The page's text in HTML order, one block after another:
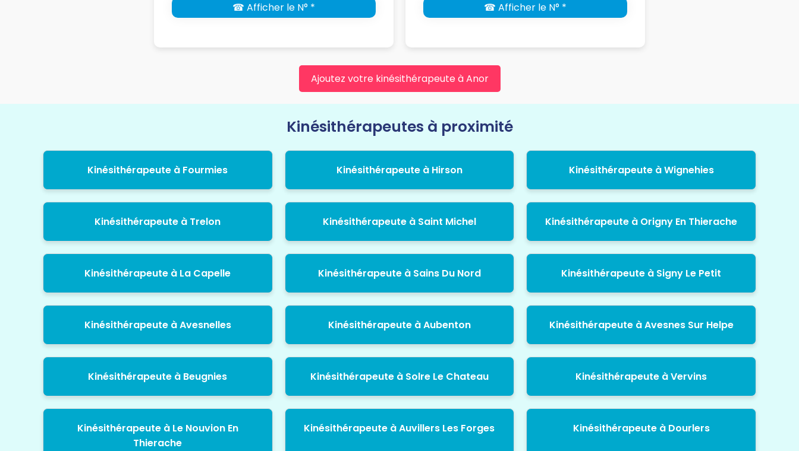
☎ Afficher le N° * ☎ Afficher le N° *
Ajoutez votre kinésithérapeute à Anor
Kinésithérapeutes à proximité
Kinésithérapeute à Fourmies Kinésithérapeute à Hirson Kinésithérapeute à Wignehies
Kinésithérapeute à Trelon Kinésithérapeute à Saint Michel Kinésithérapeute à Origny En Thierache
Kinésithérapeute à La Capelle Kinésithérapeute à Sains Du Nord Kinésithérapeute à Signy Le Petit
Kinésithérapeute à Avesnelles Kinésithérapeute à Aubenton Kinésithérapeute à Avesnes Sur Helpe
Kinésithérapeute à Beugnies Kinésithérapeute à Solre Le Chateau Kinésithérapeute à Vervins
Kinésithérapeute à Le Nouvion En
Thierache
Kinésithérapeute à Auvillers Les Forges Kinésithérapeute à Dourlers